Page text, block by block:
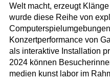
Welt macht, erzeugt
wurde diese Reihe von
Konzertperformance von
als interaktive Installation
2024 können
medien kunst labor im